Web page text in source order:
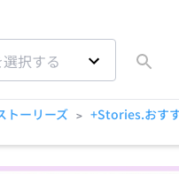
択する
トーリーズ > +Stories.おす